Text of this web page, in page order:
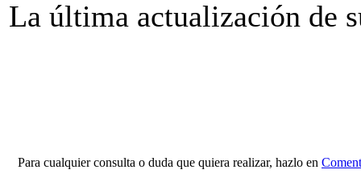
La última actualización de
Para cualquier consulta o duda que quiera realizar, hazlo en